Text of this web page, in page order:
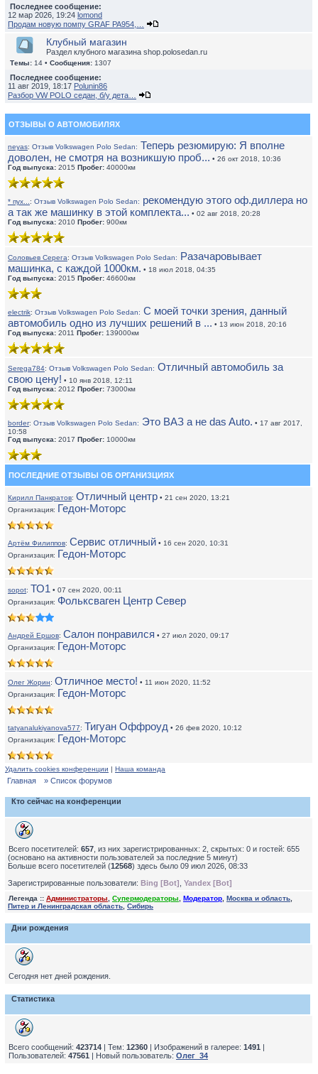
Последнее сообщение:
12 мар 2026, 19:24 lomond
Продам новую помпу GRAF PA954,…
Клубный магазин
Раздел клубного магазина shop.polosedan.ru
Темы: 14 • Сообщения: 1307
Последнее сообщение:
11 авг 2019, 18:17 Polunin86
Разбор VW POLO седан, б/у дета…
ОТЗЫВЫ О АВТОМОБИЛЯХ
neyas: Отзыв Volkswagen Polo Sedan: Теперь резюмирую: Я вполне
доволен, не смотря на возникшую проб... • 26 окт 2018, 10:36
Год выпуска: 2015 Пробег: 40000км
* пух... : Отзыв Volkswagen Polo Sedan: рекомендую этого оф.диллера но
а так же машинку в этой комплекта... • 02 авг 2018, 20:28
Год выпуска: 2010 Пробег: 900км
Соловьев Серега: Отзыв Volkswagen Polo Sedan: Разачаровывает
машинка, с каждой 1000км. • 18 июл 2018, 04:35
Год выпуска: 2015 Пробег: 46600км
electrik: Отзыв Volkswagen Polo Sedan: С моей точки зрения, данный
автомобиль одно из лучших решений в ... • 13 июн 2018, 20:16
Год выпуска: 2011 Пробег: 139000км
Serega784: Отзыв Volkswagen Polo Sedan: Отличный автомобиль за
свою цену! • 10 янв 2018, 12:11
Год выпуска: 2012 Пробег: 73000км
border: Отзыв Volkswagen Polo Sedan: Это ВАЗ а не das Auto. • 17 авг 2017,
10:58
Год выпуска: 2017 Пробег: 10000км
ПОСЛЕДНИЕ ОТЗЫВЫ ОБ ОРГАНИЗЦИЯХ
Кирилл Панкратов: Отличный центр • 21 сен 2020, 13:21
Организация: Гедон-Моторс
Артём Филиппов: Сервис отличный • 16 сен 2020, 10:31
Организация: Гедон-Моторс
sopot: ТО1 • 07 сен 2020, 00:11
Организация: Фольксваген Центр Север
Андрей Ершов: Салон понравился • 27 июл 2020, 09:17
Организация: Гедон-Моторс
Олег Жорин: Отличное место! • 11 июн 2020, 11:52
Организация: Гедон-Моторс
tatyanalukiyanova577: Тигуан Оффроуд • 26 фев 2020, 10:12
Организация: Гедон-Моторс
Удалить cookies конференции | Наша команда
Главная » Список форумов
Кто сейчас на конференции
Всего посетителей: 657 , из них зарегистрированных: 2, скрытых: 0 и гостей: 655
(основано на активности пользователей за последние 5 минут)
Больше всего посетителей (12568) здесь было 09 июл 2026, 08:33
Зарегистрированные пользователи: Bing [Bot] Yandex [Bot]
Легенда :: Администраторы Супермодераторы Модератор Москва и область
Питер и Ленинградская область Сибирь
Дни рождения
Сегодня нет дней рождения.
Статистика
Всего сообщений: 423714 | Тем: 12360 | Изображений в галерее: 1491 |
Пользователей: 47561 | Новый пользователь: Олег_34